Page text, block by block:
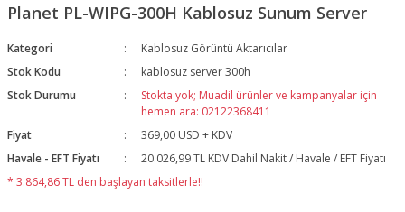
Planet PL-WIPG-300H Kablosuz Sunum Server
Kategori
Kablosuz Görüntü Aktarıcılar
Stok Kodu
kablosuz server 300h
Stok Durumu
Stokta yok; Muadil ürünler ve kampanyalar için
hemen ara: 02122368411
Fiyat
369,00 USD + KDV
Havale - EFT Fiyatı
20.026,99 TL KDV Dahil Nakit / Havale / EFT Fiyatı
* 3.864,86 TL den başlayan taksitlerle!!